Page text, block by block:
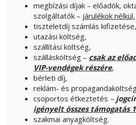
megbízási díjak – előadók,
szolgáltatók – járulékok nélkül,
tiszteletdíj számlás kifizetése,
utazási költség,
szállítási költség,
szállásköltség – csak az
VIP-vendégek részére,
bérleti díj,
reklám- és
csoportos étkeztetés –
igényelt összes támogatás
szakmai anyagköltség.